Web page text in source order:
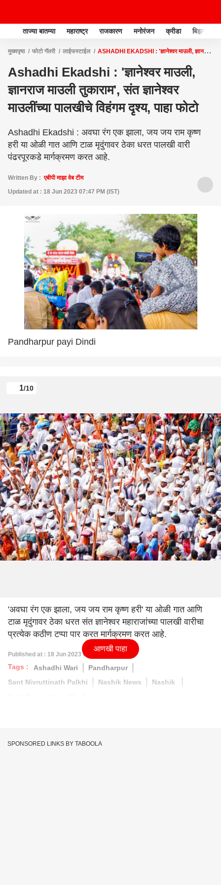
ताज्या बातम्या महाराष्ट्र राजकारण मनोरंजन क्रीडा बिझनेस
मुख्यपृष्ठ फोटो गॅलरी लाईफस्टाईल
ASHADHI EKADSHI : 'ज्ञानेश्वर माउली, ज्ञानराज
Ashadhi Ekadshi : 'ज्ञानेश्वर माउली,
ज्ञानराज माउली तुकाराम', संत ज्ञानेश्वर
माउलींच्या पालखीचे विहंगम दृश्य, पाहा फोटो
Ashadhi Ekadshi : अवघा रंग एक झाला, जय जय राम कृष्ण
हरी या ओळी गात आणि टाळ मृदुंगावर ठेका धरत पालखी वारी
पंढरपूरकडे मार्गक्रमण करत आहे.
Written By :एबीपी माझा वेब टीम
Updated at : 18 Jun 2023 07:47 PM (IST)
Pandharpur payi Dindi
1/10
'अवघा रंग एक झाला, जय जय राम कृष्ण हरी' या ओळी गात आणि
टाळ मृदुंगावर ठेका धरत संत ज्ञानेश्वर महाराजांच्या पालखी वारीचा
प्रत्येक कठीण टप्पा पार करत मार्गक्रमण करत आहे.
Published at : 18 Jun 2023 07:47 PM (IST)
Tags : Ashadhi Wari
Pandharpur
Sant Nivruttinath Palkhi
Nashik News
Nashik
आणखी पाहा
SPONSORED LINKS BY TABOOLA